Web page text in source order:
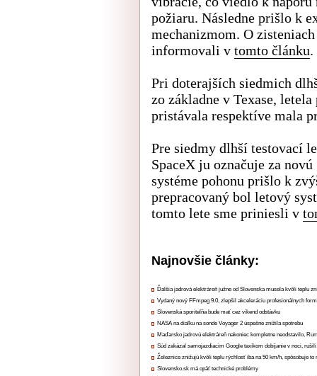
požiaru. Následne prišlo k
mechanizmom. O
informovali v tomto článku.
Pri doterajších siedmich
zo základne v Texase,
pristávala respektíve mala
Pre siedmy dlhší testovací
SpaceX ju označuje za
systéme pohonu prišlo k
prepracovaný bol letový
tomto lete sme priniesli v
Najnovšie články:
Ďalšia jadrová elektráreň južne od Slovenska musela kvôli teplu
Vydaný nový FFmpeg 9.0, zlepšil akceleráciu profesionálnych
Slovenská sporiteľňa bude mať cez víkend odstávku
NASA na diaľku na sonde Voyager 2 úspešne znížila spotrebu
Maďarsko jadrovú elektráreň nakoniec kompletne neodstavilo,
Súd zakázal samojazdiacim Google taxíkom dobíjanie v noci,
Železnice znižujú kvôli teplu rýchlosť iba na 50 km/h, spôsobuje to
Slovensko.sk má opäť technické problémy